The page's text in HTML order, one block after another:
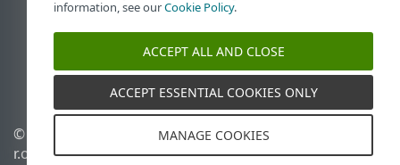
Base de conhecimento ESET
Fórum ESET
ESET Status Portal
Suporte regional
© 1992 - 2026 ESET, spol. s
r.o. - Todos os direitos
Gerenciar cookies
Política de cookies
information, see ourCookie Policy.
ACCEPT ALL AND CLOSE
ACCEPT ESSENTIAL COOKIES ONLY
MANAGE COOKIES